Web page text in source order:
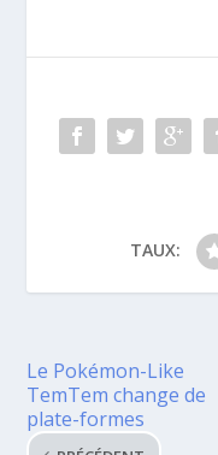
TAUX:
Le Pokémon-Like
TemTem change de
plate-formes